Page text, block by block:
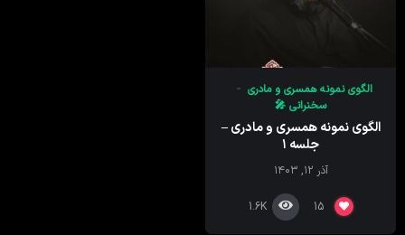
الگوی نمونه همسری و مادری
سخنرانی 🎤
الگوی نمونه همسری و مادری –
جلسه ۱
آذر ۱۲, ۱۴۰۳
15
1.6K